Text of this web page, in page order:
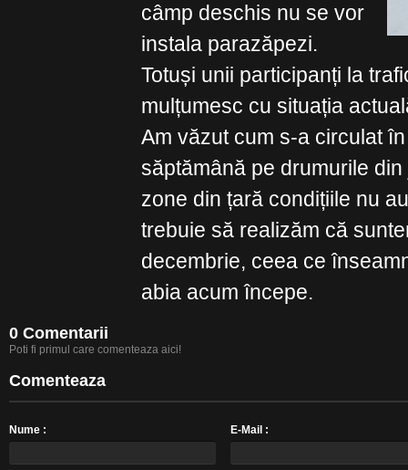
câmp deschis nu se vor
instala parazăpezi.
Totuși unii participanți la
mulțumesc cu situația
Am văzut cum s-a circulat
săptămână pe drumurile
zone din țară condițiile nu
trebuie să realizăm că
decembrie, ceea ce
abia acum începe.
0 Comentarii
Poti fi primul care comenteaza aici!
Comenteaza
Nume : E-Mail :